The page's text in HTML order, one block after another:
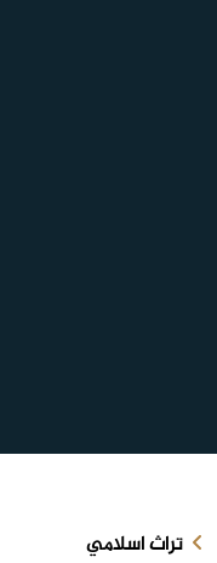
تراث اسلامي